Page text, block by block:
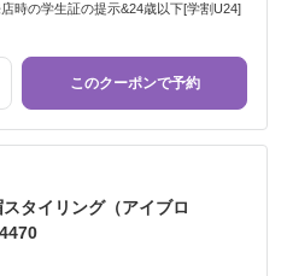
時の学生証の提示&24歳以下[学割U24]
このクーポンで予約
スタイリング（アイブロ